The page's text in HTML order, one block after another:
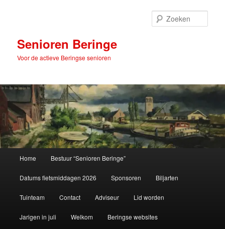
inhoudSenioren Beringe
Voor de actieve Beringse senioren
Home Bestuur “Senioren Beringe”
Datums fietsmiddagen 2026 Sponsoren Biljarten
Tuinteam Contact Adviseur Lid worden
Jarigen in juli Welkom Beringse websites